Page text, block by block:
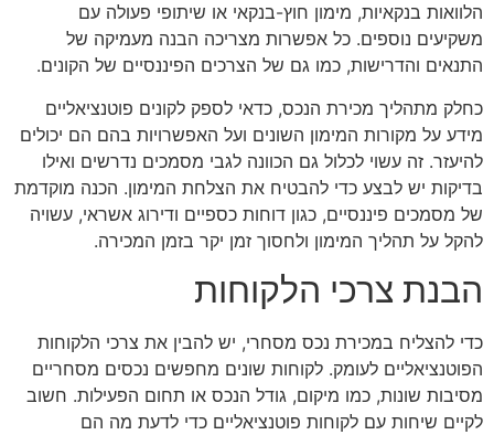
הלוואות בנקאיות, מימון חוץ-בנקאי או שיתופי פעולה עם
משקיעים נוספים. כל אפשרות מצריכה הבנה מעמיקה של
התנאים והדרישות, כמו גם של הצרכים הפיננסיים של הקונים.
כחלק מתהליך מכירת הנכס, כדאי לספק לקונים פוטנציאליים
מידע על מקורות המימון השונים ועל האפשרויות בהם הם יכולים
להיעזר. זה עשוי לכלול גם הכוונה לגבי מסמכים נדרשים ואילו
בדיקות יש לבצע כדי להבטיח את הצלחת המימון. הכנה מוקדמת
של מסמכים פיננסיים, כגון דוחות כספיים ודירוג אשראי, עשויה
להקל על תהליך המימון ולחסוך זמן יקר בזמן המכירה.
הבנת צרכי הלקוחות
כדי להצליח במכירת נכס מסחרי, יש להבין את צרכי הלקוחות
הפוטנציאליים לעומק. לקוחות שונים מחפשים נכסים מסחריים
מסיבות שונות, כמו מיקום, גודל הנכס או תחום הפעילות. חשוב
לקיים שיחות עם לקוחות פוטנציאליים כדי לדעת מה הם